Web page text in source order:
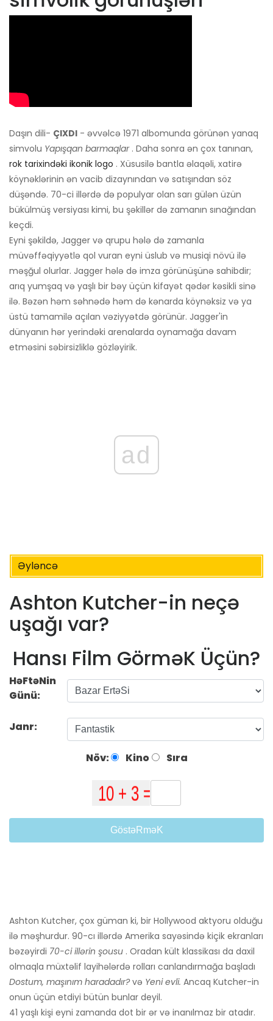
Daşın dili- ÇIXDI - əvvəlcə 1971 albomunda görünən yanaq
simvolu Yapışqan barmaqlar. Daha sonra ən çox tanınan,
rok tarixindəki ikonik logo . Xüsusilə bantla əlaqəli, xatirə
köynəklərinin ən vacib dizaynından və satışından söz
düşəndə. 70-ci illərdə də populyar olan sarı gülən üzün
bükülmüş versiyası kimi, bu şəkillər də zamanın sınağından
keçdi.
Eyni şəkildə, Jagger və qrupu hələ də zamanla
müvəffəqiyyətlə qol vuran eyni üslub və musiqi növü ilə
məşğul olurlar. Jagger hələ də imza görünüşünə sahibdir;
arıq yumşaq və yaşlı bir bəy üçün kifayət qədər kəsikli sinə
ilə. Bəzən həm səhnədə həm də kənarda köynəksiz və ya
üstü tamamilə açılan vəziyyətdə görünür. Jagger'in
dünyanın hər yerindəki arenalarda oynamağa davam
etməsini səbirsizliklə gözləyirik.
ad
Əyləncə
Ashton Kutcher-in neçə
uşağı var?
Hansı Film GörməK Üçün?
HəFtəNin
Günü:
Janr:
Növ: Kino Sıra
GöstəRməK
Ashton Kutcher, çox güman ki, bir Hollywood aktyoru olduğu
ilə məşhurdur. 90-cı illərdə Amerika sayəsində kiçik ekranları
bəzəyirdi 70-ci illərin şousu . Oradan kült klassikası da daxil
olmaqla müxtəlif layihələrdə rolları canlandırmağa başladı
Dostum, maşınım haradadır?və Yeni evli. Ancaq Kutcher-in
onun üçün etdiyi bütün bunlar deyil.
41 yaşlı kişi eyni zamanda dot bir ər və inanılmaz bir atadır.